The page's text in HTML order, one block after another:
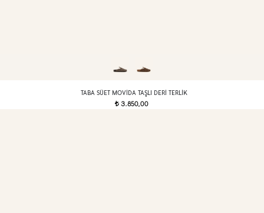
TABA SÜET MOVIDA TAŞLI DERI TERLIK
t3.850,00